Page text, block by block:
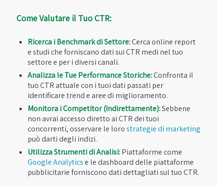
Come Valutare il Tuo CTR:
Ricerca i Benchmark di Settore:Cerca online report
e studi che forniscano dati sui CTR medi nel tuo
settore e per i diversi canali.
Analizza le Tue Performance Storiche:Confronta il
tuo CTR attuale con i tuoi dati passati per
identificare trend e aree di miglioramento.
Monitora i Competitor (Indirettamente):Sebbene
non avrai accesso diretto ai CTR dei tuoi
concorrenti, osservare le lorostrategie di marketing
può darti degli indizi.
Utilizza Strumenti di Analisi:Piattaforme come
Google Analyticse le dashboard delle piattaforme
pubblicitarie forniscono dati dettagliati sul tuo CTR.